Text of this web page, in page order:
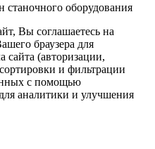
оборудования
Вы соглашаетесь на
браузера для
сайта (авторизации,
и фильтрации
с помощью
аналитики и улучшения